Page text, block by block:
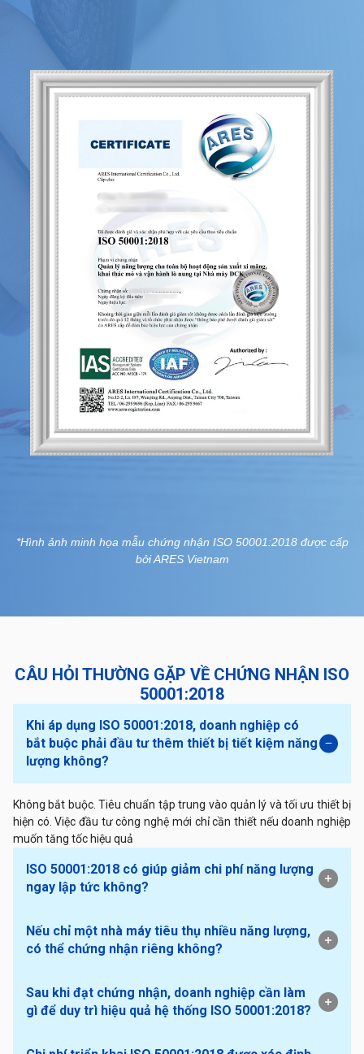
*Hình ảnh minh họa mẫu chứng nhận ISO 50001:2018 được cấp
bởi ARES Vietnam
CÂU HỎI THƯỜNG GẶP VỀ CHỨNG NHẬN ISO
50001:2018
Khi áp dụng ISO 50001:2018, doanh nghiệp có
bắt buộc phải đầu tư thêm thiết bị tiết kiệm năng
lượng không?
Không bắt buộc. Tiêu chuẩn tập trung vào quản lý và tối ưu thiết bị
hiện có. Việc đầu tư công nghệ mới chỉ cần thiết nếu doanh nghiệp
muốn tăng tốc hiệu quả
ISO 50001:2018 có giúp giảm chi phí năng lượng
ngay lập tức không?
Nếu chỉ một nhà máy tiêu thụ nhiều năng lượng,
có thể chứng nhận riêng không?
Sau khi đạt chứng nhận, doanh nghiệp cần làm
gì để duy trì hiệu quả hệ thống ISO 50001:2018?